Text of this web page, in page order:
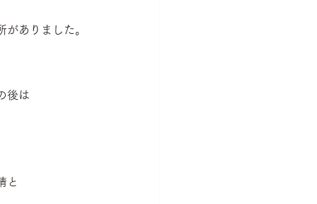
ありました。
後は
と